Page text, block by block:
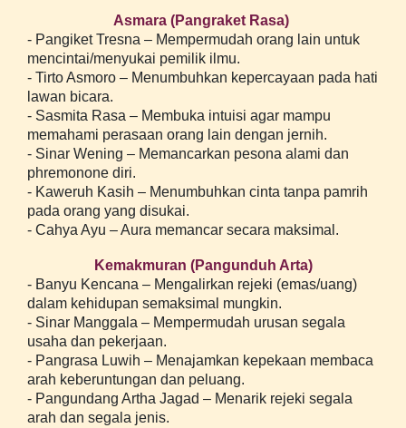
Asmara (Pangraket Rasa)
- Pangiket Tresna – Mempermudah orang lain untuk
mencintai/menyukai pemilik ilmu.
- Tirto Asmoro – Menumbuhkan kepercayaan pada hati
lawan bicara.
- Sasmita Rasa – Membuka intuisi agar mampu
memahami perasaan orang lain dengan jernih.
- Sinar Wening – Memancarkan pesona alami dan
phremonone diri.
- Kaweruh Kasih – Menumbuhkan cinta tanpa pamrih
pada orang yang disukai.
- Cahya Ayu – Aura memancar secara maksimal.
Kemakmuran (Pangunduh Arta)
- Banyu Kencana – Mengalirkan rejeki (emas/uang)
dalam kehidupan semaksimal mungkin.
- Sinar Manggala – Mempermudah urusan segala
usaha dan pekerjaan.
- Pangrasa Luwih – Menajamkan kepekaan membaca
arah keberuntungan dan peluang.
- Pangundang Artha Jagad – Menarik rejeki segala
arah dan segala jenis.